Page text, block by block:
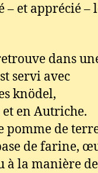
– et apprécié –
dans
servi avec
knödel,
en Autriche.
pomme de
de farine,
à la manière